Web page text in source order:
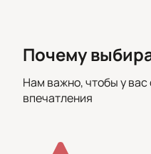
В программе
страницу своего
увидят яркие
шоу и услышат живое
Полина исполнит
Почему
Нам важно, чтобы у вас
впечатления